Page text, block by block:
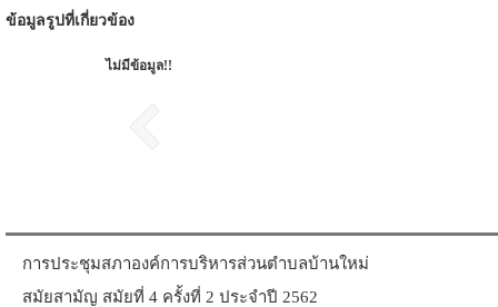
ข้อมูลรูปที่เกี่ยวข้อง
ไม่มีข้อมูล!!
การประชุมสภาองค์การบริหารส่วนตำบลบ้านใหม่
สมัยสามัญ สมัยที่ 4 ครั้งที่ 2 ประจำปี 2562